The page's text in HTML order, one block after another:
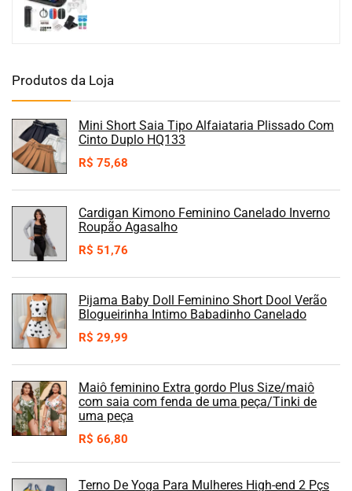
Produtos da Loja
Mini Short Saia Tipo Alfaiataria Plissado Com
Cinto Duplo HQ133
R$ 75,68
Cardigan Kimono Feminino Canelado Inverno
Roupão Agasalho
R$ 51,76
Pijama Baby Doll Feminino Short Dool Verão
Blogueirinha Intimo Babadinho Canelado
R$ 29,99
Maiô feminino Extra gordo Plus Size/maiô
com saia com fenda de uma peça/Tinki de
uma peça
R$ 66,80
Terno De Yoga Para Mulheres High-end 2 Pçs